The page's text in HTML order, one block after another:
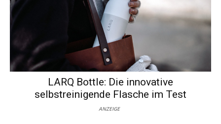
LARQ Bottle: Die innovative
selbstreinigende Flasche im Test
ANZEIGE